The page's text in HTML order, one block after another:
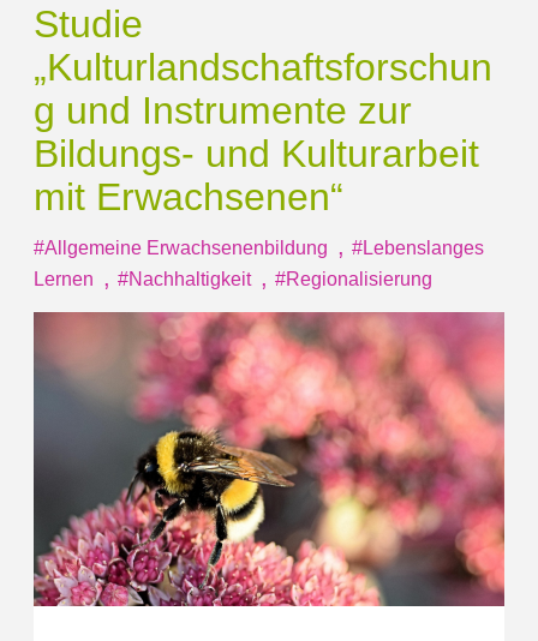
Studie
„Kulturlandschaftsforschun
g und Instrumente zur
Bildungs- und Kulturarbeit
mit Erwachsenen“
#Allgemeine Erwachsenenbildung , #Lebenslanges
Lernen , #Nachhaltigkeit , #Regionalisierung